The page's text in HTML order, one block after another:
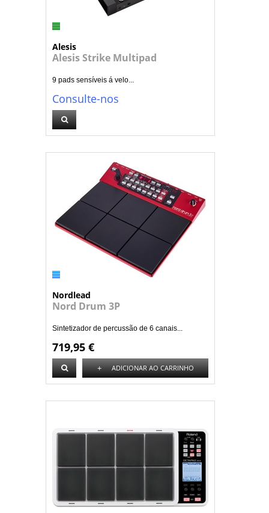
Alesis
Alesis Strike Multipad
9 pads sensíveis á velo...
Consulte-nos
Nordlead
Nord Drum 3P
Sintetizador de percussão de 6 canais...
719,95 €
+ ADICIONAR AO CARRINHO